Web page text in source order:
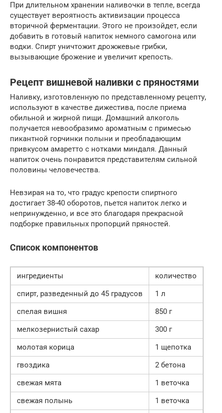
При длительном хранении наливочки в тепле, всегда
существует вероятность активизации процесса
вторичной ферментации. Этого не произойдет, если
добавить в готовый напиток немного самогона или
водки. Спирт уничтожит дрожжевые грибки,
вызывающие брожение и увеличит крепость.
Рецепт вишневой наливки с пряностями
Наливку, изготовленную по представленному рецепту,
используют в качестве дижестива, после приема
обильной и жирной пищи. Домашний алкоголь
получается невообразимо ароматным с примесью
пикантной горчинки полыни и преобладающим
привкусом амаретто с нотками миндаля. Данный
напиток очень понравится представителям сильной
половины человечества.
Невзирая на то, что градус крепости спиртного
достигает 38-40 оборотов, пьется напиток легко и
непринужденно, и все это благодаря прекрасной
подборке правильных пропорций пряностей.
Список компонентов
ингредиенты
количество
спирт, разведенный до 45 градусов
1 л
спелая вишня
850 г
мелкозернистый сахар
300 г
молотая корица
1 щепотка
гвоздика
2 бетона
свежая мята
1 веточка
свежая полынь
1 веточка